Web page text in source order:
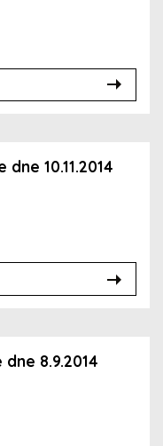
10.11.2014
8.9.2014